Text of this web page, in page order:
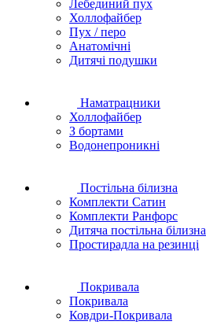
Лебединий пух
Холлофайбер
Пух / перо
Анатомічні
Дитячі подушки
Наматрацники
Холлофайбер
З бортами
Водонепроникні
Постільна білизна
Комплекти Сатин
Комплекти Ранфорс
Дитяча постільна білизна
Простирадла на резинці
Покривала
Покривала
Ковдри-Покривала